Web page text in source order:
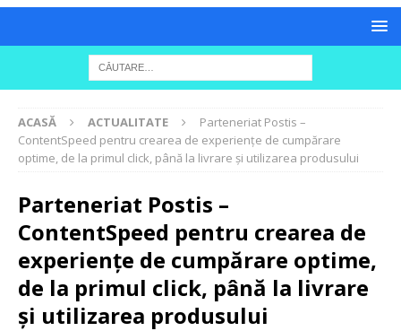
ACASĂ ACTUALITATE
Parteneriat Postis –
ContentSpeed pentru crearea de experiențe de cumpărare
optime, de la primul click, până la livrare și utilizarea produsului
Parteneriat Postis –
ContentSpeed pentru crearea de
experiențe de cumpărare optime,
de la primul click, până la livrare
și utilizarea produsului